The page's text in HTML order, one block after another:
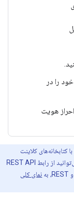
را در
هویت
نمونه‌های کد موجود در این صفحه از رابط gRPC API با کتابخانه‌های کلاینت
Google Cloud استفاده می‌کنند. به عنوان یک جایگزین، می‌توانید از رابط REST API
نمای کلی